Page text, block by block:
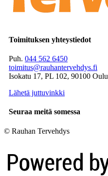
Toimituksen yhteystiedot
Puh. 044 562 6450
toimitus@rauhantervehdys.fi
Isokatu 17, PL 102, 90100 Oulu
Lähetä juttuvinkki
Seuraa meitä somessa
© Rauhan Tervehdys